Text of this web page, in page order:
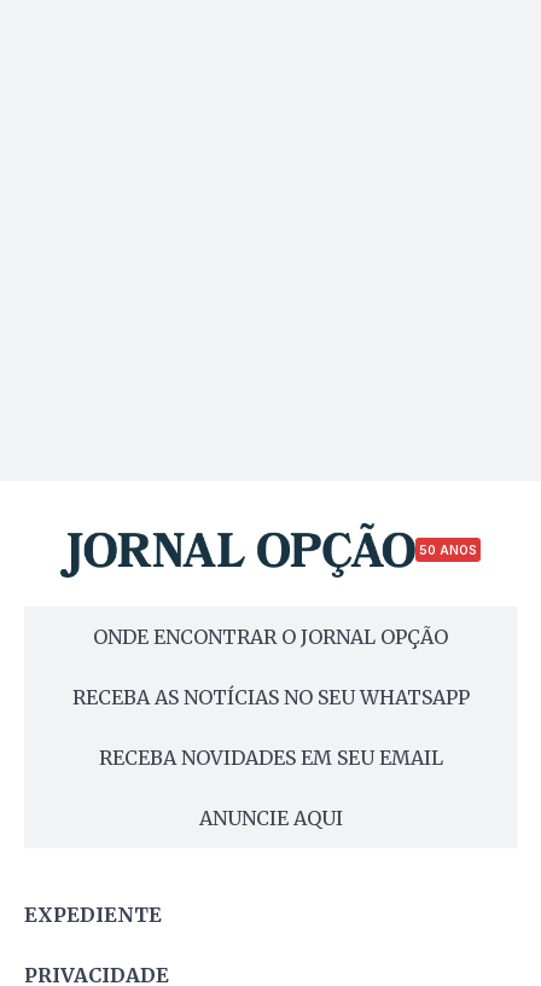
50 ANOS
ONDE ENCONTRAR O JORNAL OPÇÃO
RECEBA AS NOTÍCIAS NO SEU WHATSAPP
RECEBA NOVIDADES EM SEU EMAIL
ANUNCIE AQUI
EXPEDIENTE
PRIVACIDADE